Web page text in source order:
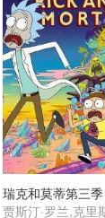
瑞克和莫蒂第三季